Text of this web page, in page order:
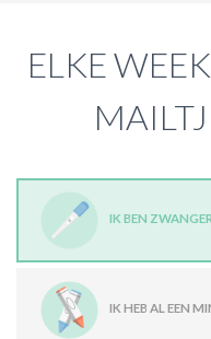
ELKE
IK BEN ZWANGER
IK HEB AL EEN